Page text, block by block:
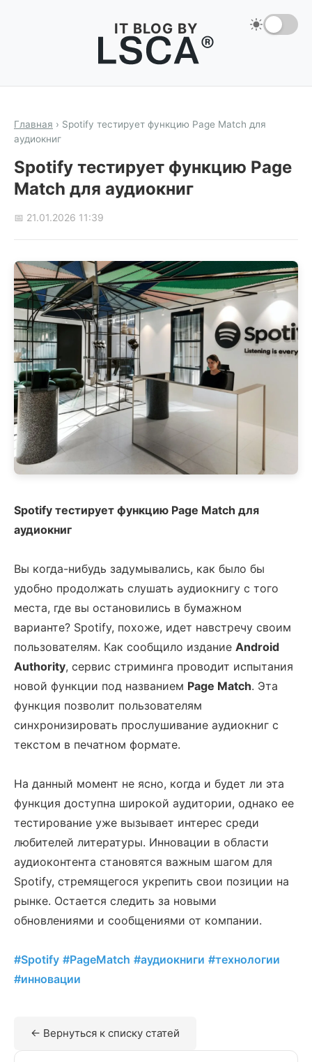
IT BLOG BY
Главная › Spotify тестирует функцию Page Match для
аудиокниг
Spotify тестирует функцию Page
Match для аудиокниг
📅 21.01.2026 11:39
Spotify тестирует функцию Page Match для
аудиокниг
Вы когда-нибудь задумывались, как было бы
удобно продолжать слушать аудиокнигу с того
места, где вы остановились в бумажном
варианте? Spotify, похоже, идет навстречу своим
пользователям. Как сообщило издание Android
Authority, сервис стриминга проводит испытания
новой функции под названием Page Match. Эта
функция позволит пользователям
синхронизировать прослушивание аудиокниг с
текстом в печатном формате.
На данный момент не ясно, когда и будет ли эта
функция доступна широкой аудитории, однако ее
тестирование уже вызывает интерес среди
любителей литературы. Инновации в области
аудиоконтента становятся важным шагом для
Spotify, стремящегося укрепить свои позиции на
рынке. Остается следить за новыми
обновлениями и сообщениями от компании.
#Spotify #PageMatch #аудиокниги #технологии
#инновации
← Вернуться к списку статей